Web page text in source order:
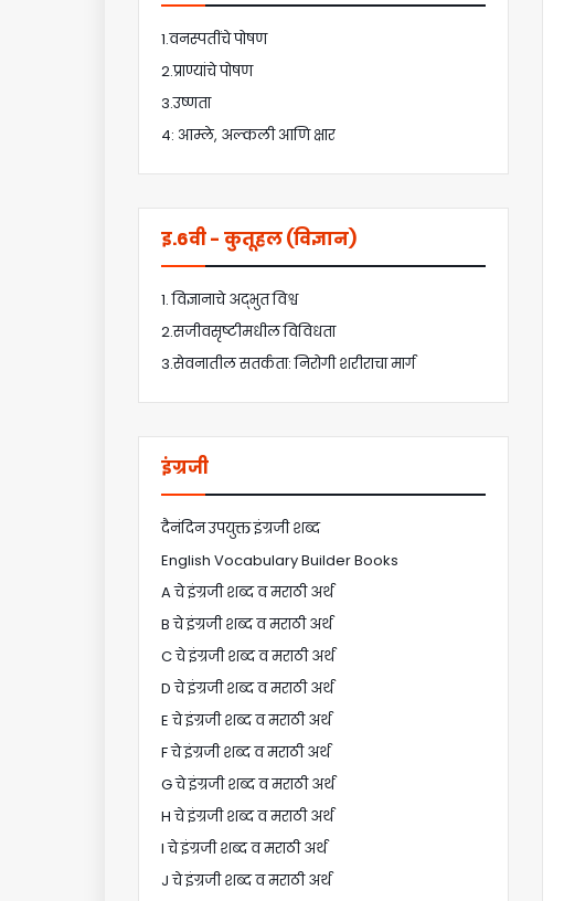
1.वनस्पतींचे पोषण
2.प्राण्यांचे पोषण
3.उष्णता
4: आम्ले, अल्कली आणि क्षार
इ.6वी - कुतूहल (विज्ञान)
1. विज्ञानाचे अद्भुत विश्व
2.सजीवसृष्टीमधील विविधता
3.सेवनातील सतर्कता: निरोगी शरीराचा मार्ग
इंग्रजी
दैनंदिन उपयुक्त इंग्रजी शब्द
English Vocabulary Builder Books
A चे इंग्रजी शब्द व मराठी अर्थ
B चे इंग्रजी शब्द व मराठी अर्थ
C चे इंग्रजी शब्द व मराठी अर्थ
D चे इंग्रजी शब्द व मराठी अर्थ
E चे इंग्रजी शब्द व मराठी अर्थ
F चे इंग्रजी शब्द व मराठी अर्थ
G चे इंग्रजी शब्द व मराठी अर्थ
H चे इंग्रजी शब्द व मराठी अर्थ
I चे इंग्रजी शब्द व मराठी अर्थ
J चे इंग्रजी शब्द व मराठी अर्थ